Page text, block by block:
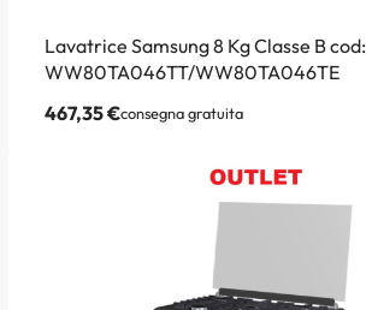
Lavatrice Samsung 8 Kg Classe B cod:
WW80TA046TT/WW80TA046TE
467,35€consegna gratuita